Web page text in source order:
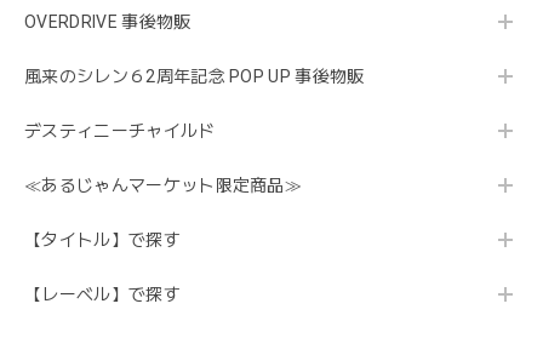
OVERDRIVE 事後物販
風来のシレン６2周年記念 POP UP 事後物販
デスティニーチャイルド
≪あるじゃんマーケット限定商品≫
【タイトル】で探す
【レーベル】で探す